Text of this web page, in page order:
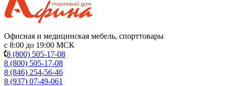
Офисная и медицинская мебель, спорттовары
с 8:00 до 19:00 МСК
8 (800) 505-17-08
8 (800) 505-17-08
8 (846) 254-56-46
8 (937) 07-49-061